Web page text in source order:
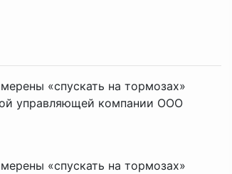
«спускать на тормозах»
управляющей компании ООО
«спускать на тормозах»